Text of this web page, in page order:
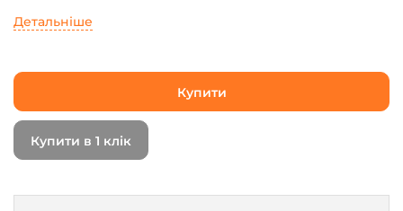
Детальніше
Купити
Купити в 1 клік